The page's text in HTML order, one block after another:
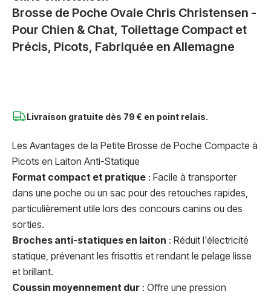
Brosse de Poche Ovale Chris Christensen -
Pour Chien & Chat, Toilettage Compact et
Précis, Picots, Fabriquée en Allemagne
Livraison gratuite dès 79 € en point relais.
Les Avantages de la Petite Brosse de Poche Compacte à
Picots en Laiton Anti-Statique
Format compact et pratique : Facile à transporter
dans une poche ou un sac pour des retouches rapides,
particulièrement utile lors des concours canins ou des
sorties.
Broches anti-statiques en laiton : Réduit l'électricité
statique, prévenant les frisottis et rendant le pelage lisse
et brillant.
Coussin moyennement dur : Offre une pression